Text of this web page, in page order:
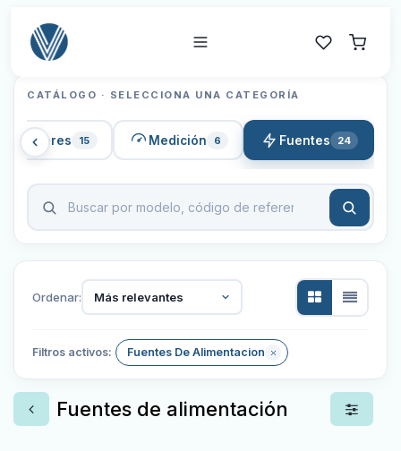
CATÁLOGO · SELECCIONA UNA CATEGORÍA
Sensores 15 Medición 6 Fuentes 24
Ordenar: Más relevantes
Filtros activos: Fuentes De Alimentacion
Fuentes de alimentación